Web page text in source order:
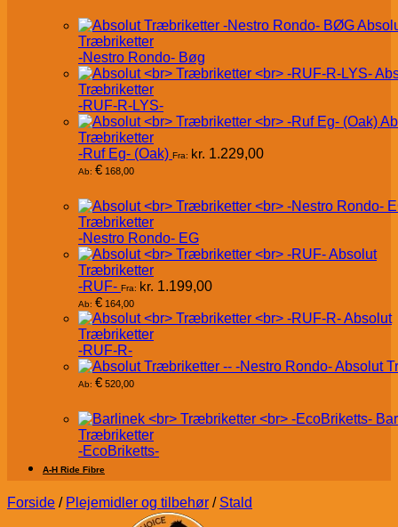
Træbriketter
-Nestro Rondo- Bøg
Træbriketter
-RUF-R-LYS-
Træbriketter
-Ruf Eg- (Oak) Fra: kr. 1.229,00
Ab: € 168,00
Træbriketter
-Nestro Rondo- EG
Absolut
Træbriketter
-RUF- Fra: kr. 1.199,00
Ab: € 164,00
Absolut
Træbriketter
-RUF-R-
Absolut
Ab: € 520,00
Træbriketter
-EcoBriketts-
A-H Ride Fibre
Forside / Plejemidler og tilbehør / Stald